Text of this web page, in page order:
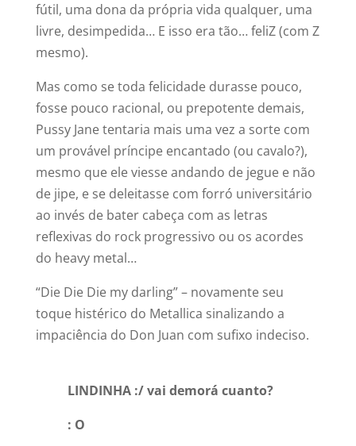
fútil, uma dona da própria vida qualquer, uma
livre, desimpedida… E isso era tão… feliZ (com Z
mesmo).
Mas como se toda felicidade durasse pouco,
fosse pouco racional, ou prepotente demais,
Pussy Jane tentaria mais uma vez a sorte com
um provável príncipe encantado (ou cavalo?),
mesmo que ele viesse andando de jegue e não
de jipe, e se deleitasse com forró universitário
ao invés de bater cabeça com as letras
reflexivas do rock progressivo ou os acordes
do heavy metal…
“Die Die Die my darling” – novamente seu
toque histérico do Metallica sinalizando a
impaciência do Don Juan com sufixo indeciso.
LINDINHA :/ vai demorá cuanto?
: O